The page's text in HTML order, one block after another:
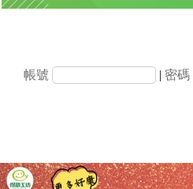
帳號 | 密碼